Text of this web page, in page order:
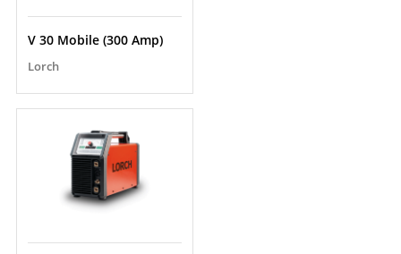
V 30 Mobile (300 Amp)
Lorch